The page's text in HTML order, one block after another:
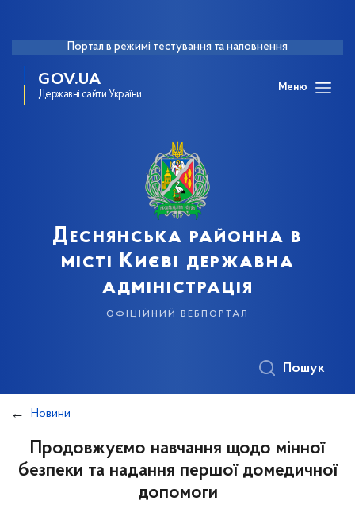
Портал в режимі тестування та наповнення
GOV.UA
Державні сайти України
Меню
Деснянська районна в
місті Києві державна
адміністрація
офіційний вебпортал
Пошук
Новини
Продовжуємо навчання щодо мінної
безпеки та надання першої домедичної
допомоги